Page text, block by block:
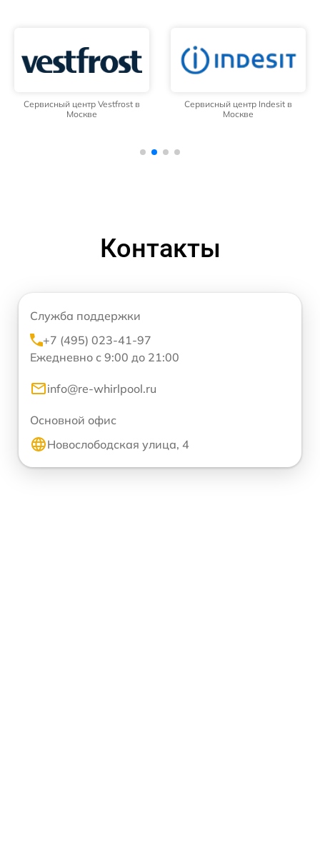
Сервисный центр Vestfrost в
Москве
Сервисный центр Indesit в
Москве
Контакты
Служба поддержки
+7 (495) 023-41-97
Ежедневно с 9:00 до 21:00
info@re-whirlpool.ru
Основной офис
Новослободская улица, 4